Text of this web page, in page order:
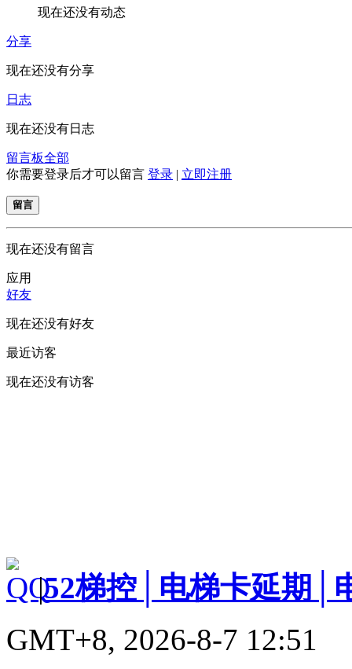
现在还没有动态
分享
现在还没有分享
日志
现在还没有日志
留言板全部
你需要登录后才可以留言 登录 | 立即注册
留言
现在还没有留言
应用
好友
现在还没有好友
最近访客
现在还没有访客
|52梯控│电梯卡延期│
GMT+8, 2026-8-7 12:51